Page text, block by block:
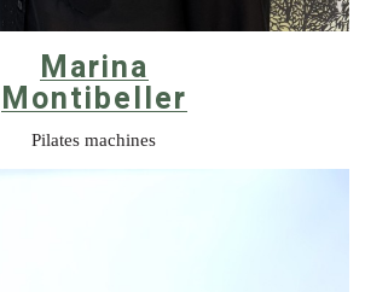
Marina
Montibeller
Pilates machines